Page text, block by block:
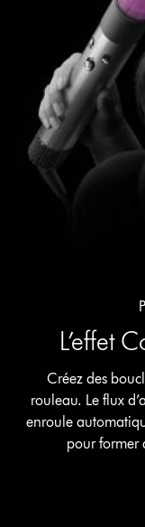
L’effet
Créez des
rouleau. Le flux
enroule
pour former